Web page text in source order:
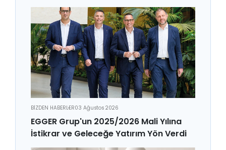
BİZDEN HABERLER03 Ağustos 2026
EGGER Grup'un 2025/2026 Mali Yılına
İstikrar ve Geleceğe Yatırım Yön Verdi